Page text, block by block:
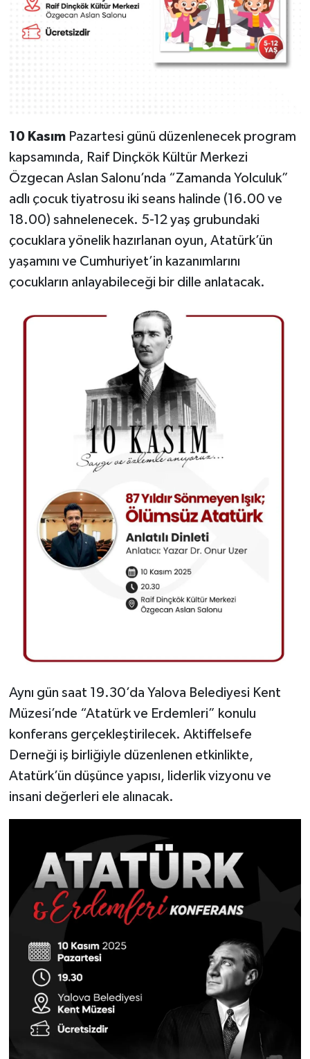
10 KasımPazartesi günü düzenlenecek program
kapsamında, Raif Dinçkök Kültür Merkezi
Özgecan Aslan Salonu’nda “Zamanda Yolculuk”
adlı çocuk tiyatrosu iki seans halinde (16.00 ve
18.00) sahnelenecek. 5-12 yaş grubundaki
çocuklara yönelik hazırlanan oyun, Atatürk’ün
yaşamını ve Cumhuriyet’in kazanımlarını
çocukların anlayabileceği bir dille anlatacak.
Aynı gün saat 19.30’da Yalova Belediyesi Kent
Müzesi’nde “Atatürk ve Erdemleri” konulu
konferans gerçekleştirilecek. Aktiffelsefe
Derneği iş birliğiyle düzenlenen etkinlikte,
Atatürk’ün düşünce yapısı, liderlik vizyonu ve
insani değerleri ele alınacak.